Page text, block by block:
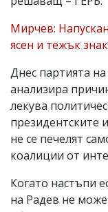
Мирчев:
ясен и тежък
Днес партията
анализира
лекува
президентските
не се печелят
коалиции от
Когато настъпи
на Радев не